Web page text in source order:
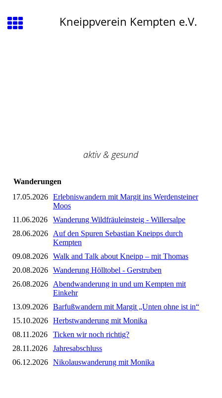
Kneippverein Kempten e.V.
aktiv & gesund
Wanderungen
17.05.2026 Erlebniswandern mit Margit ins Werdensteiner
Moos
11.06.2026
Wanderung Wildfräuleinsteig - Willersalpe
28.06.2026
Auf den Spuren Sebastian Kneipps durch
Kempten
09.08.2026 Walk and Talk about Kneipp – mit Thomas
20.08.2026 Wanderung Hölltobel - Gerstruben
26.08.2026
Abendwanderung in und um Kempten mit
Einkehr
13.09.2026 Barfußwandern mit Margit „Unten ohne ist in“
15.10.2026 Herbstwanderung mit Monika
08.11.2026
Ticken wir noch richtig?
28.11.2026
Jahresabschluss
06.12.2026 Nikolauswanderung mit Monika